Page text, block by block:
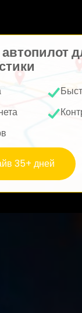
35+ дней